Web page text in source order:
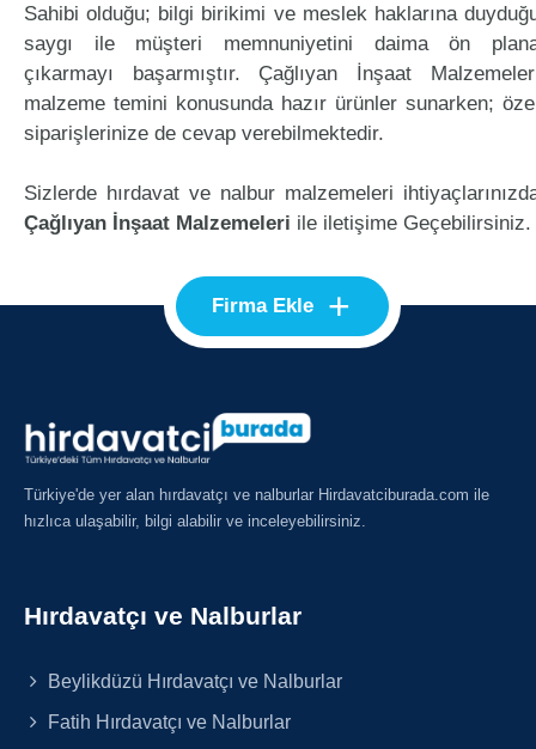
Sahibi olduğu; bilgi birikimi ve meslek haklarına
saygı ile müşteri memnuniyetini daima ön
çıkarmayı başarmıştır. Çağlıyan İnşaat
malzeme temini konusunda hazır ürünler sunarken;
siparişlerinize de cevap verebilmektedir.
Sizlerde hırdavat ve nalbur malzemeleri
Çağlıyan İnşaat Malzemeleri ile iletişime Geçebilirsiniz.
Firma Ekle +
Türkiye'de yer alan hırdavatçı ve nalburlar Hirdavatciburada.com ile
hızlıca ulaşabilir, bilgi alabilir ve inceleyebilirsiniz.
Hırdavatçı ve Nalburlar
Beylikdüzü Hırdavatçı ve Nalburlar
Fatih Hırdavatçı ve Nalburlar